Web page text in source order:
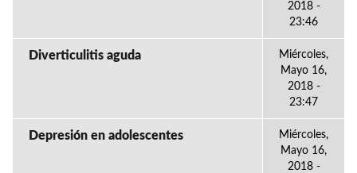
2018 -
23:46
Diverticulitis aguda
Miércoles,
Mayo 16,
2018 -
23:47
Depresión en adolescentes
Miércoles,
Mayo 16,
2018 -